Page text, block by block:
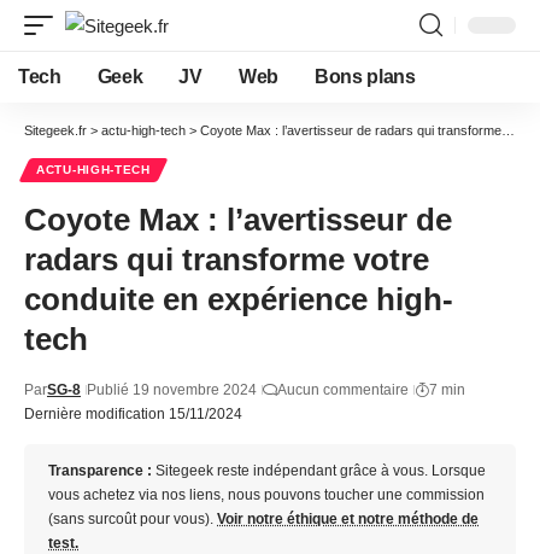
Tech Geek JV Web Bons plans
Sitegeek.fr > actu-high-tech > Coyote Max : l’avertisseur de radars qui transforme votre conduite en expérience high-tech
ACTU-HIGH-TECH
Coyote Max : l’avertisseur de
radars qui transforme votre
conduite en expérience high-
tech
Dernière modification 15/11/2024
ParSG-8 Publié 19 novembre 2024 Aucun commentaire 7 min
Transparence : Sitegeek reste indépendant grâce à vous. Lorsque
vous achetez via nos liens, nous pouvons toucher une commission
(sans surcoût pour vous). Voir notre éthique et notre méthode de
test.